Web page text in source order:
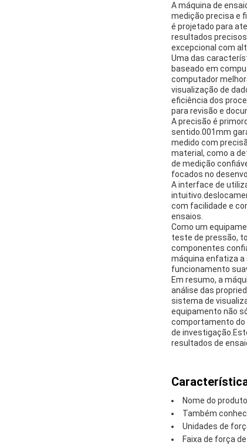
A máquina de
medição precisa e
é projetado para
resultados
excepcional com
Uma das
baseado em
computador
visualização de
eficiência dos
para revisão e
A precisão é
sentido.001mm
medido com
material, como a
de medição
focados no
A interface de
com facilidade e
ensaios.
Como um
teste de pressão,
componentes
máquina enfatiza a
funcionamento
Em resumo, a
análise das
sistema de
equipamento não
comportamento do
de
resultados de
Nome do
Também
Unidades de
Faixa de força